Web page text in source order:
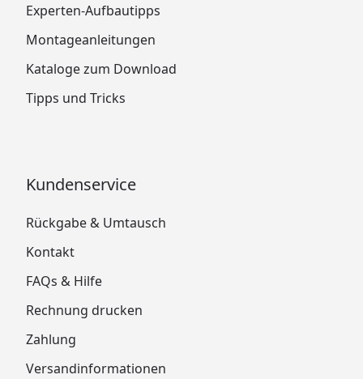
Experten-Aufbautipps
Montageanleitungen
Kataloge zum Download
Tipps und Tricks
Kundenservice
Rückgabe & Umtausch
Kontakt
FAQs & Hilfe
Rechnung drucken
Zahlung
Versandinformationen